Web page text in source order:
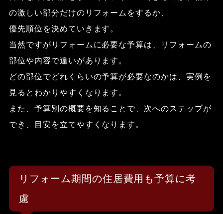
の激しい部分だけのリフォームをするか、
優先順位を決めていきます。
当然ですがリフォームに必要な予算は、リフォームの
部位や内容で違いがあります。
どの部位でどれくらいの予算が必要なのかは、実例を
見るとわかりやすくなります。
また、予算別の概要を知ることで、次へのステップが
でき、目安を立てやすくなります。
リフォーム期間の住居費用も予算に考
慮